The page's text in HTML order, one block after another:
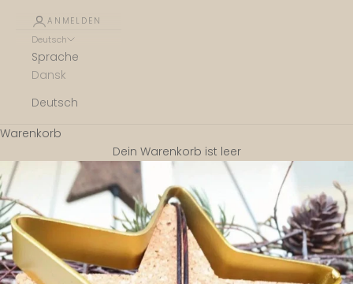
ANMELDEN
Deutsch
Sprache
Dansk
Deutsch
Warenkorb
Dein Warenkorb ist leer